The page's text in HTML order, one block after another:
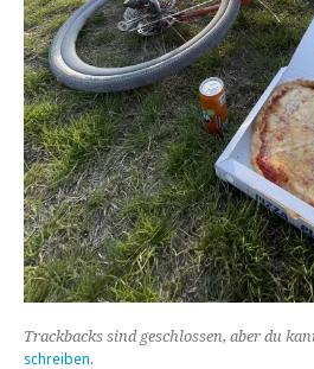
Trackbacks sind geschlossen, aber du
schreiben.